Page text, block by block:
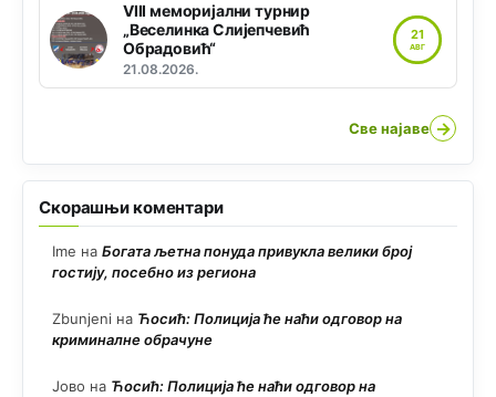
VIII меморијални турнир
„Веселинка Слијепчевић
Обрадовић“
21.08.2026.
21
АВГ
Све најаве →
Скорашњи коментари
Ime на Богата љетна понуда привукла велики број
гостију, посебно из региона
Zbunjeni на Ћосић: Полиција ће наћи одговор на
криминалне обрачуне
Јово на Ћосић: Полиција ће наћи одговор на